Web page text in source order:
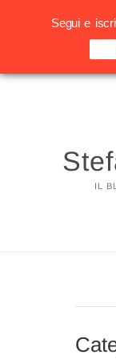
Vai
IL
Segui e